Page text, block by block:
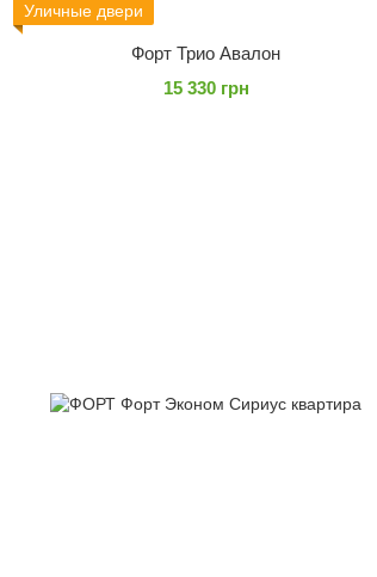
Уличные двери
Форт Трио Авалон
15 330 грн